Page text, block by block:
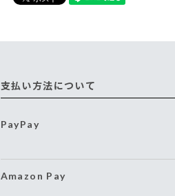
支払い方法について
PayPay
Amazon Pay